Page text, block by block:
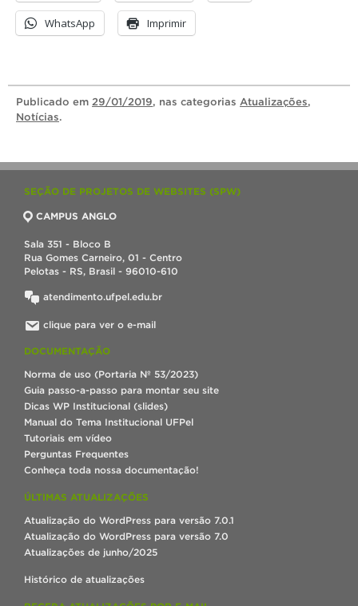
WhatsApp Imprimir
Publicado em 29/01/2019, nas categorias Atualizações,
Notícias.
SEÇÃO DE PROJETOS DE WEBSITES (SPW)
CAMPUS ANGLO
Sala 351 - Bloco B
Rua Gomes Carneiro, 01 - Centro
Pelotas - RS, Brasil - 96010-610
atendimento.ufpel.edu.br
clique para ver o e-mail
DOCUMENTAÇÃO
Norma de uso (Portaria Nº 53/2023)
Guia passo-a-passo para montar seu site
Dicas WP Institucional (slides)
Manual do Tema Institucional UFPel
Tutoriais em vídeo
Perguntas Frequentes
Conheça toda nossa documentação!
ÚLTIMAS ATUALIZAÇÕES
Atualização do WordPress para versão 7.0.1
Atualização do WordPress para versão 7.0
Atualizações de junho/2025
Histórico de atualizações